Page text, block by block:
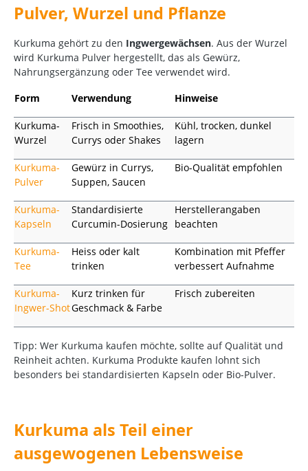
Pulver, Wurzel und Pflanze
Kurkuma gehört zu den Ingwergewächsen. Aus der Wurzel
wird Kurkuma Pulver hergestellt, das als Gewürz,
Nahrungsergänzung oder Tee verwendet wird.
Form
Verwendung Hinweise
Kurkuma-
Wurzel
Frisch in Smoothies,
Currys oder Shakes
Kühl, trocken, dunkel
lagern
Kurkuma-
Pulver
Gewürz in Currys,
Suppen, Saucen
Bio-Qualität empfohlen
Kurkuma-
Kapseln
Standardisierte
Curcumin-Dosierung
Herstellerangaben
beachten
Kurkuma-
Tee
Heiss oder kalt
trinken
Kombination mit Pfeffer
verbessert Aufnahme
Kurkuma-
Ingwer-Shot
Kurz trinken für
Geschmack & Farbe
Frisch zubereiten
Tipp: Wer Kurkuma kaufen möchte, sollte auf Qualität und
Reinheit achten. Kurkuma Produkte kaufen lohnt sich
besonders bei standardisierten Kapseln oder Bio-Pulver.
Kurkuma als Teil einer
ausgewogenen Lebensweise